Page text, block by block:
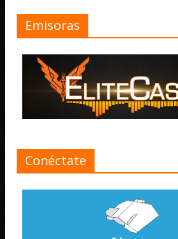
Emisoras
Conéctate